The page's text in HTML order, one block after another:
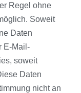
Regel ohne
Soweit
Daten
E-Mail-
soweit
Daten
nicht an